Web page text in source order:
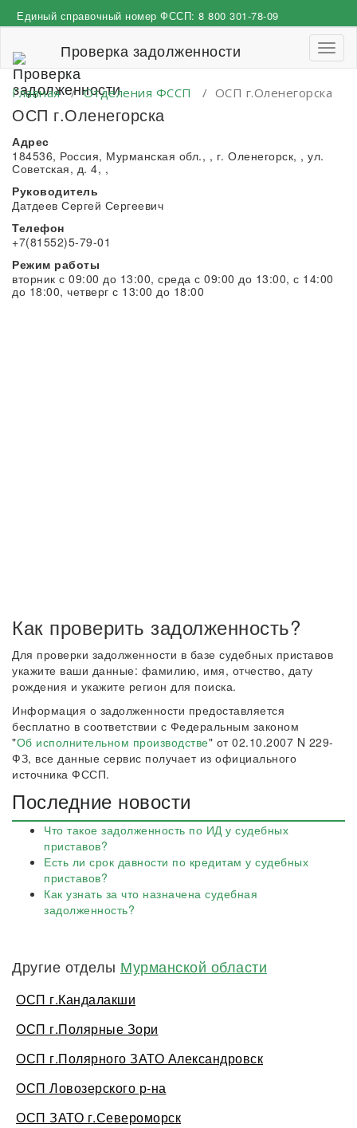
к
Единый справочный номер ФССП: 8 800 301-78-09
Проверка задолженности
Главная/Отделения ФССП / ОСП г.Оленегорска
ОСП г.Оленегорска
Адрес
184536, Россия, Мурманская обл., , г. Оленегорск, , ул.
Советская, д. 4, ,
Руководитель
Датдеев Сергей Сергеевич
Телефон
+7(81552)5-79-01
Режим работы
вторник с 09:00 до 13:00, среда с 09:00 до 13:00, с 14:00
до 18:00, четверг с 13:00 до 18:00
Как проверить задолженность?
Для проверки задолженности в базе судебных приставов
укажите ваши данные: фамилию, имя, отчество, дату
рождения и укажите регион для поиска.
Информация о задолженности предоставляется
бесплатно в соответствии с Федеральным законом
"Об исполнительном производстве" от 02.10.2007 N 229-
ФЗ, все данные сервис получает из официального
источника ФССП.
Последние новости
Что такое задолженность по ИД у судебных
приставов?
Есть ли срок давности по кредитам у судебных
приставов?
Как узнать за что назначена судебная
задолженность?
Другие отделы Мурманской области
ОСП г.Кандалакши
ОСП г.Полярные Зори
ОСП г.Полярного ЗАТО Александровск
ОСП Ловозерского р-на
ОСП ЗАТО г.Североморск